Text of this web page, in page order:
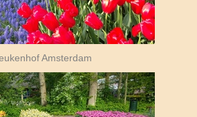
Amsterdam